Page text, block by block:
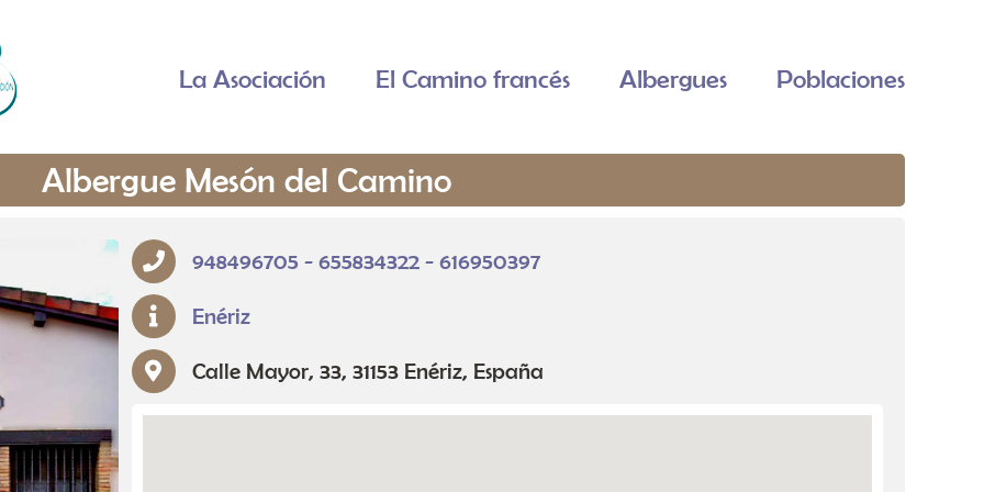
La Asociación El Camino francés Albergues Poblaciones
Albergue Mesón del Camino
948496705 655834322 616950397
Enériz
Calle Mayor, 33, 31153 Enériz, España